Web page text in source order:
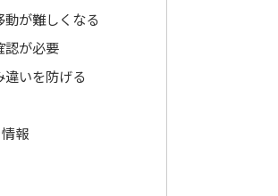
が難しくなる
認が必要
いを防げる
報